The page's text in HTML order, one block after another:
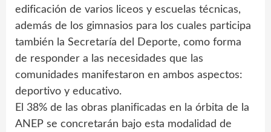
edificación de varios liceos y escuelas técnicas,
además de los gimnasios para los cuales participa
también la Secretaría del Deporte, como forma
de responder a las necesidades que las
comunidades manifestaron en ambos aspectos:
deportivo y educativo.
El 38% de las obras planificadas en la órbita de la
ANEP se concretarán bajo esta modalidad de